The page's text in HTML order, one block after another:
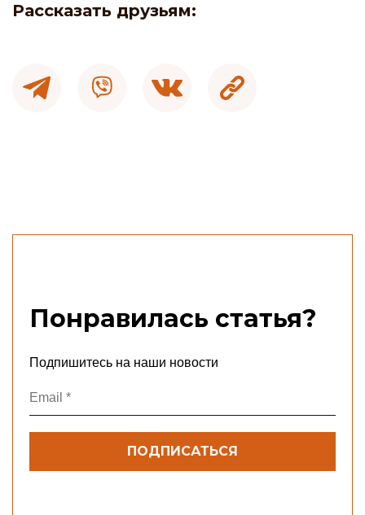
Рассказать друзьям:
Понравилась статья?
Подпишитесь на наши новости
*